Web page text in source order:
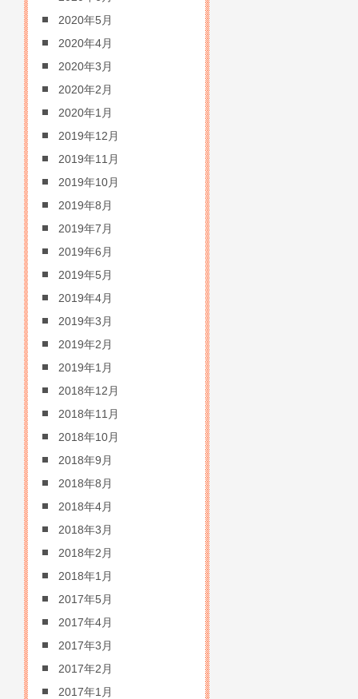
2020年5月
2020年4月
2020年3月
2020年2月
2020年1月
2019年12月
2019年11月
2019年10月
2019年8月
2019年7月
2019年6月
2019年5月
2019年4月
2019年3月
2019年2月
2019年1月
2018年12月
2018年11月
2018年10月
2018年9月
2018年8月
2018年4月
2018年3月
2018年2月
2018年1月
2017年5月
2017年4月
2017年3月
2017年2月
2017年1月